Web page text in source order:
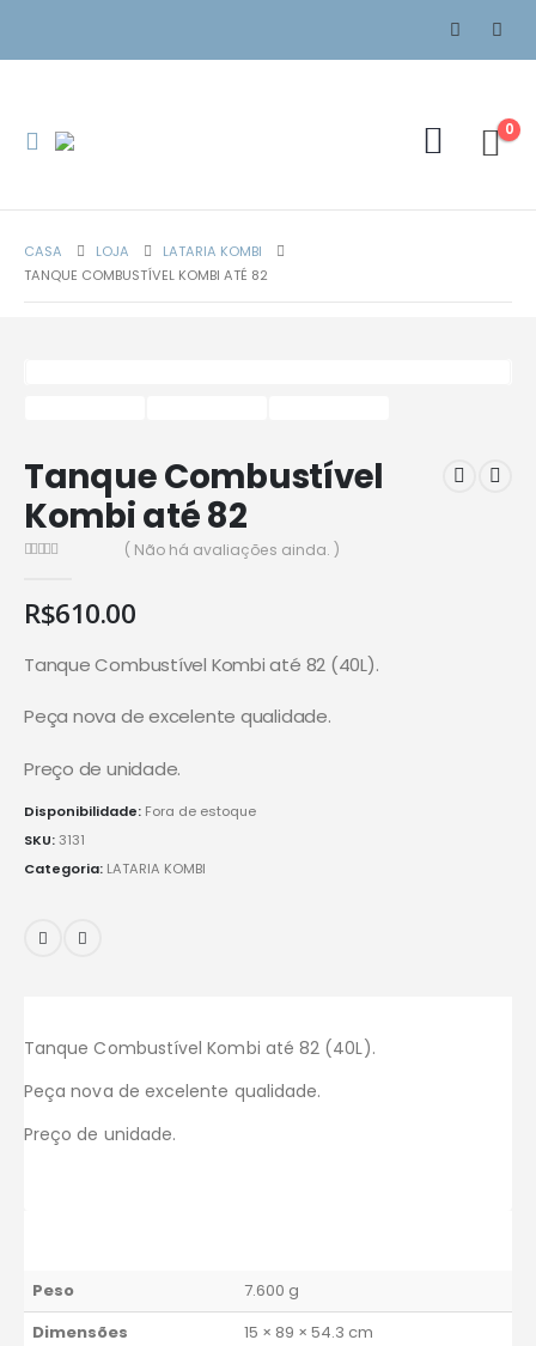
0
CASA LOJA
LATARIA KOMBI
TANQUE COMBUSTÍVEL KOMBI ATÉ 82
Tanque Combustível
Kombi até 82
( Não há avaliações ainda. )
R$610.00
Tanque Combustível Kombi até 82 (40L).
Peça nova de excelente qualidade.
Preço de unidade.
Disponibilidade: Fora de estoque
SKU:3131
Categoria: LATARIA KOMBI
Tanque Combustível Kombi até 82 (40L).
Peça nova de excelente qualidade.
Preço de unidade.
Peso
7.600 g
Dimensões
15 × 89 × 54.3 cm